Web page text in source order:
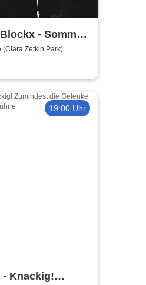
- Sommer
(Clara Zetkin Park)
19:00 Uhr
- Knackig!